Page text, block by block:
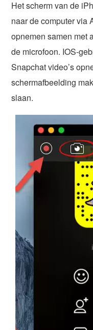
Het scherm van de
naar de computer via
opnemen samen met
de microfoon. IOS-
Snapchat video’s
schermafbeelding
slaan.